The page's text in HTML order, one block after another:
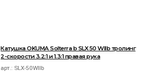
Катушка OKUMA Solterra b SLX 50 WIIb тролинг
2-скорости 3.2:1 и 1.3:1 правая рука
арт.: SLX-50WIIb